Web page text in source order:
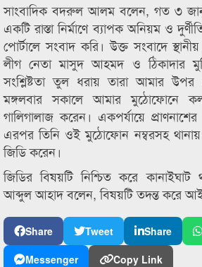
সাংবাদিক বদরুল আলম বলেন, গত ৩
একটি রাস্তা নির্মাণে ব্যাপক অনিয়ম ও
পোর্টালে সংবাদ করি। উক্ত সংবাদে
লীগ নেতা মাসুদ আহমদ ও ঠিকাদার
সংশ্লিষ্টতা তুল ধরায় তারা আমার
মঙ্গলবার সকালে আমার মুঠোফোনে
গালিগালাজ করেন। একপর্যায়ে
এরপর তিনি ওই মুঠোফোন নম্বরসহ থানায়
জিডি করেন।
জিডির বিষয়টি নিশ্চিত করে কানাইঘাট
আব্দুল আহাদ বলেন, বিষয়টি তদন্ত করে
Share Tweet Share
Messenger
Copy Link